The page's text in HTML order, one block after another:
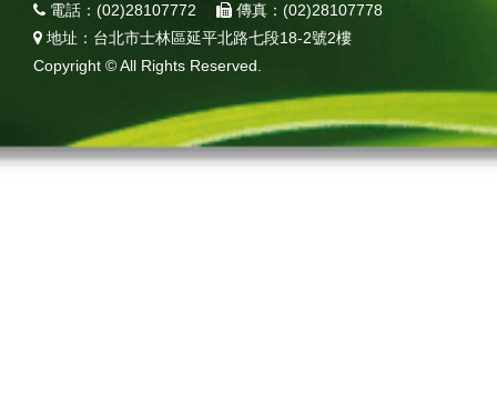
電話：(02)28107772
傳真：(02)28107778
地址：台北市士林區延平北路七段18-2號2樓
Copyright © All Rights Reserved.